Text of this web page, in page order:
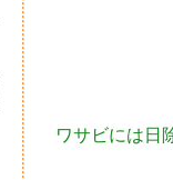
ワサビには日